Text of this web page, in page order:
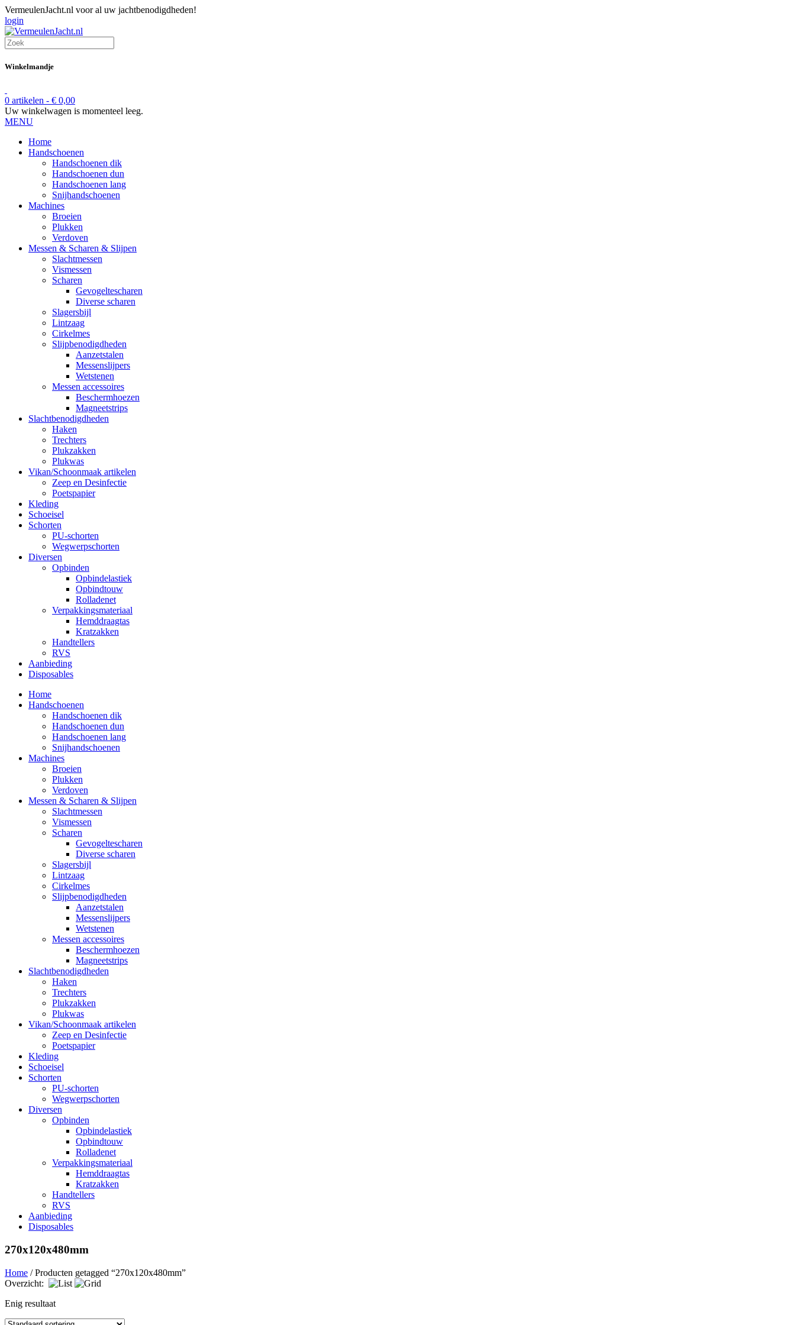
VermeulenJacht.nl voor al uw jachtbenodigdheden!
login
Winkelmandje
0 artikelen - € 0,00
Uw winkelwagen is momenteel leeg.
MENU
Home
Handschoenen
Handschoenen dik
Handschoenen dun
Handschoenen lang
Snijhandschoenen
Machines
Broeien
Plukken
Verdoven
Messen & Scharen & Slijpen
Slachtmessen
Vismessen
Scharen
Gevogeltescharen
Diverse scharen
Slagersbijl
Lintzaag
Cirkelmes
Slijpbenodigdheden
Aanzetstalen
Messenslijpers
Wetstenen
Messen accessoires
Beschermhoezen
Magneetstrips
Slachtbenodigdheden
Haken
Trechters
Plukzakken
Plukwas
Vikan/Schoonmaak artikelen
Zeep en Desinfectie
Poetspapier
Kleding
Schoeisel
Schorten
PU-schorten
Wegwerpschorten
Diversen
Opbinden
Opbindelastiek
Opbindtouw
Rolladenet
Verpakkingsmateriaal
Hemddraagtas
Kratzakken
Handtellers
RVS
Aanbieding
Disposables
Home
Handschoenen
Handschoenen dik
Handschoenen dun
Handschoenen lang
Snijhandschoenen
Machines
Broeien
Plukken
Verdoven
Messen & Scharen & Slijpen
Slachtmessen
Vismessen
Scharen
Gevogeltescharen
Diverse scharen
Slagersbijl
Lintzaag
Cirkelmes
Slijpbenodigdheden
Aanzetstalen
Messenslijpers
Wetstenen
Messen accessoires
Beschermhoezen
Magneetstrips
Slachtbenodigdheden
Haken
Trechters
Plukzakken
Plukwas
Vikan/Schoonmaak artikelen
Zeep en Desinfectie
Poetspapier
Kleding
Schoeisel
Schorten
PU-schorten
Wegwerpschorten
Diversen
Opbinden
Opbindelastiek
Opbindtouw
Rolladenet
Verpakkingsmateriaal
Hemddraagtas
Kratzakken
Handtellers
RVS
Aanbieding
Disposables
270x120x480mm
Home / Producten getagged “270x120x480mm”
Overzicht:
Enig resultaat